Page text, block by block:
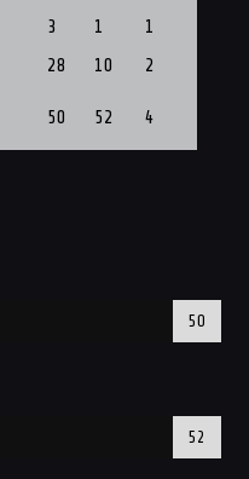
3 1 1
28 10 2
50 52 4
50
52